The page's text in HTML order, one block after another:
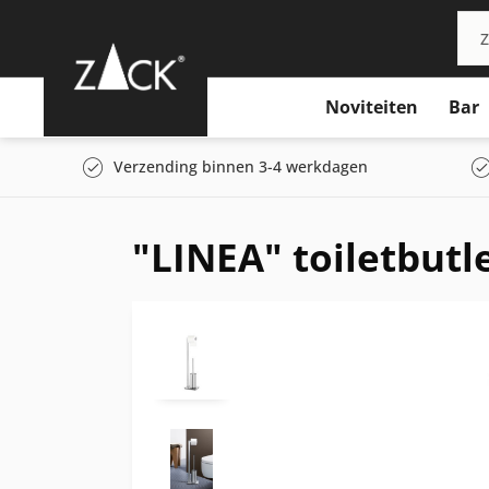
Noviteiten Bar
Verzending binnen 3-4 werkdagen
"LINEA"